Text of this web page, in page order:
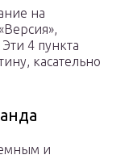
на
4 пункта
касательно
и